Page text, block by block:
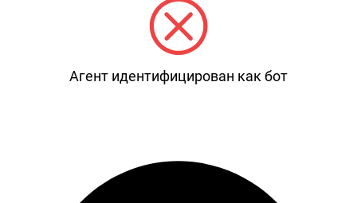
Агент идентифицирован как бот